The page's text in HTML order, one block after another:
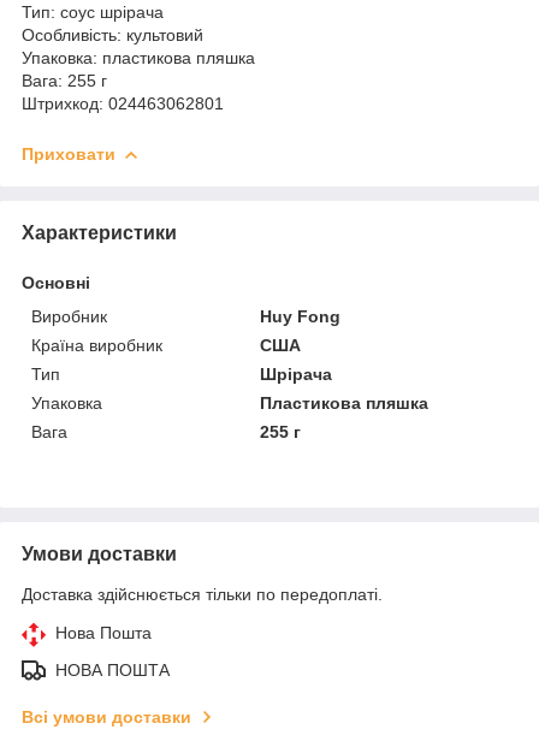
Тип: соус шрірача
Особливість: культовий
Упаковка: пластикова пляшка
Вага: 255 г
Штрихкод: 024463062801
Приховати
Характеристики
Основні
Виробник
Huy Fong
Країна виробник
США
Тип
Шрірача
Упаковка
Пластикова пляшка
Вага
255 г
Умови доставки
Доставка здійснюється тільки по передоплаті.
Нова Пошта
НОВА ПОШТА
Всі умови доставки